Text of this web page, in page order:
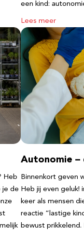
een kind:
Lees meer
Heb
je de
Autonomie –
Binnenkort geven
Heb jij even geluk!
keer als mensen
reactie “lastige
bewust prikkelend.